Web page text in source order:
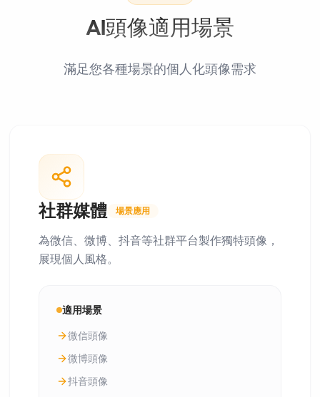
AI頭像適用場景
滿足您各種場景的個人化頭像需求
社群媒體 場景應用
為微信、微博、抖音等社群平台製作獨特頭像，
展現個人風格。
適用場景
微信頭像
微博頭像
抖音頭像